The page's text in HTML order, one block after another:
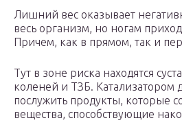
Лишний вес оказывает
весь организм, но ногам
Причем, как в прямом, так и
Тут в зоне риска находятся
коленей и ТЗБ. Катализатором
послужить продукты, которые
вещества, способствующие